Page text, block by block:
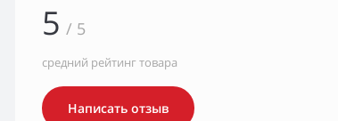
5 / 5
средний рейтинг товара
Написать отзыв